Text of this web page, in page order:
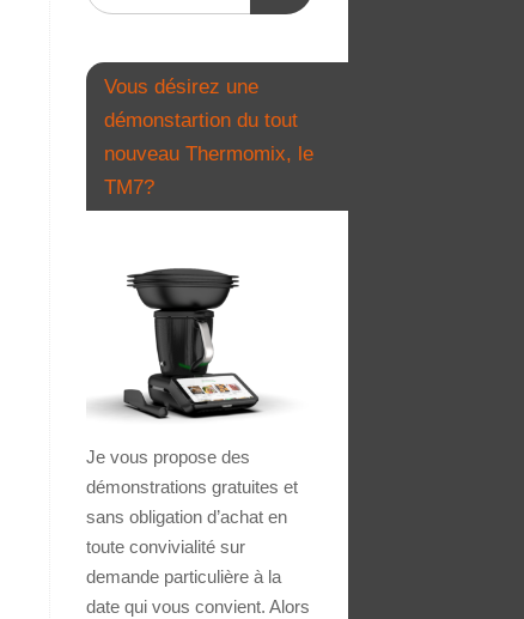
Vous désirez une
démonstartion du tout
nouveau Thermomix, le
TM7?
Je vous propose des
démonstrations gratuites et
sans obligation d’achat en
toute convivialité sur
demande particulière à la
date qui vous convient. Alors